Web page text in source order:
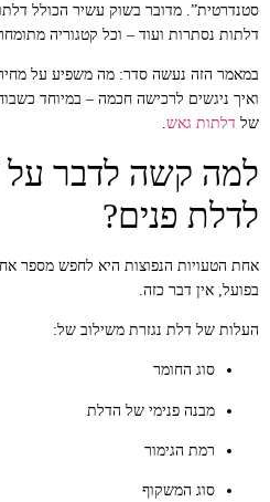
סטנדרטית”. מדובר בשוק עשיר הכולל
דלתות נסתרות ועוד – וכל קטגוריה
במאמר הזה נעשה סדר: מה משפיע על
ואיך ניגשים לרכישה חכמה – במיוחד
של דלתות גאש.
למה קשה לדבר על
לדלת פנים?
אחת הטעויות הנפוצות היא לחפש מספר
בפועל, אין דבר כזה.
העלות של דלת נגזרת משילוב של:
סוג החומר
מבנה פנימי של הדלת
רמת הגימור
סוג המשקוף